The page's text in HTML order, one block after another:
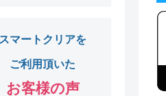
スマートクリアを
ご利用頂いた
お客様の声